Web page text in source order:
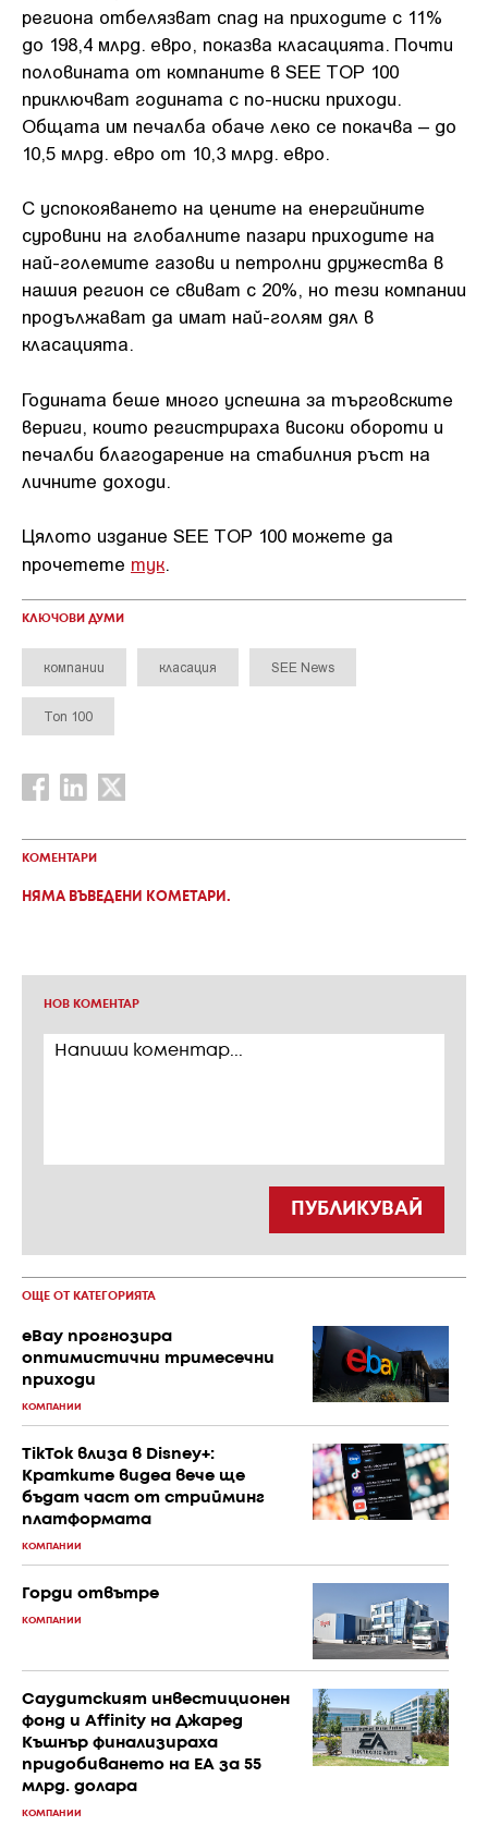
региона отбелязват спад на приходите с 11%
до 198,4 млрд. евро, показва класацията. Почти
половината от компаните в SEE TOP 100
приключват годината с по-ниски приходи.
Общата им печалба обаче леко се покачва – до
10,5 млрд. евро от 10,3 млрд. евро.
С успокояването на цените на енергийните
суровини на глобалните пазари приходите на
най-големите газови и петролни дружества в
нашия регион се свиват с 20%, но тези компании
продължават да имат най-голям дял в
класацията.
Годината беше много успешна за търговските
вериги, които регистрираха високи обороти и
печалби благодарение на стабилния ръст на
личните доходи.
Цялото издание SEE TOP 100 можете да
прочетете тук.
КЛЮЧОВИ ДУМИ
компании класация SEE News
Топ 100
КОМЕНТАРИ
НЯМА ВЪВЕДЕНИ КОМЕТАРИ.
НОВ КОМЕНТАР
ПУБЛИКУВАЙ
ОЩЕ ОТ КАТЕГОРИЯТА
eBay прогнозира
оптимистични тримесечни
приходи
КОМПАНИИ
TikTok влиза в Disney+:
Кратките видеа вече ще
бъдат част от стрийминг
платформата
КОМПАНИИ
Горди отвътре
КОМПАНИИ
Саудитският инвестиционен
фонд и Affinity на Джаред
Къшнър финализираха
придобиването на EA за 55
млрд. долара
КОМПАНИИ